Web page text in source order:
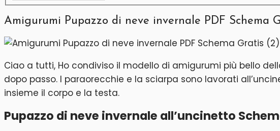
Amigurumi Pupazzo di neve invernale PDF Schema
Ciao a tutti, Ho condiviso il modello di amigurumi più bello
dopo passo. I paraorecchie e la sciarpa sono lavorati
insieme il corpo e la testa.
Pupazzo di neve invernale all’uncinetto